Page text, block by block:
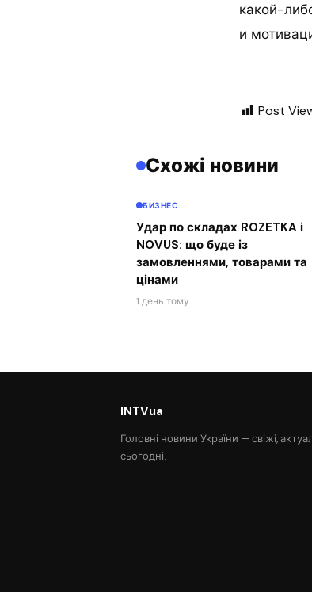
какой-
и
Post
Схожі новини
БИЗНЕС
Удар по складах ROZETKA і
NOVUS: що буде із
замовленнями, товарами та
цінами
1 день тому
INTVua
Головні новини України — свіжі,
сьогодні.